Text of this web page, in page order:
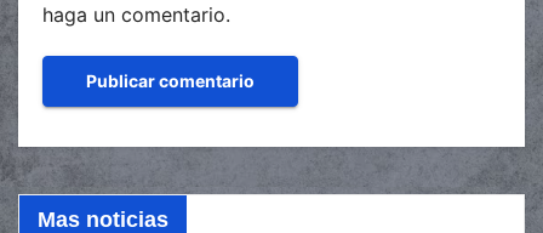
haga un comentario.
Mas noticias